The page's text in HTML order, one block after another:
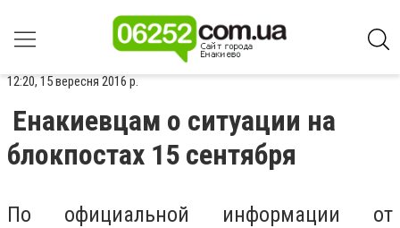
12:20, 15 вересня 2016 р.
Енакиевцам о ситуации на
блокпостах 15 сентября
По официальной информации от